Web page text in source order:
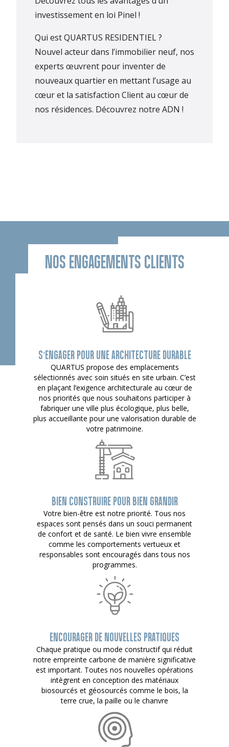
investissement en loi Pinel !
Qui est QUARTUS RESIDENTIEL ?
Nouvel acteur dans l’immobilier neuf, nos
experts œuvrent pour inventer de
nouveaux quartier en mettant l’usage au
cœur et la satisfaction Client au cœur de
nos résidences. Découvrez notre ADN !
NOS ENGAGEMENTS CLIENTS
S’ENGAGER POUR UNE ARCHITECTURE DURABLE
QUARTUS propose des emplacements
sélectionnés avec soin situés en site urbain. C’est
en plaçant l’exigence architecturale au cœur de
nos priorités que nous souhaitons participer à
fabriquer une ville plus écologique, plus belle,
plus accueillante pour une valorisation durable de
votre patrimoine.
BIEN CONSTRUIRE POUR BIEN GRANDIR
Votre bien-être est notre priorité. Tous nos
espaces sont pensés dans un souci permanent
de confort et de santé. Le bien vivre ensemble
comme les comportements vertueux et
responsables sont encouragés dans tous nos
programmes.
ENCOURAGER DE NOUVELLES PRATIQUES
Chaque pratique ou mode constructif qui réduit
notre empreinte carbone de manière significative
est important. Toutes nos nouvelles opérations
intègrent en conception des matériaux
biosourcés et géosourcés comme le bois, la
terre crue, la paille ou le chanvre